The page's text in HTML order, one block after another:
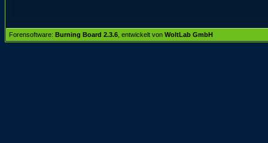
Forensoftware: Burning Board 2.3.6 , entwickelt von WoltLab GmbH